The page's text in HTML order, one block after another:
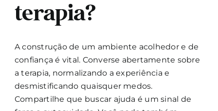
terapia?
A construção de um ambiente acolhedor e de
confiança é vital. Converse abertamente sobre
a terapia, normalizando a experiência e
desmistificando quaisquer medos.
Compartilhe que buscar ajuda é um sinal de